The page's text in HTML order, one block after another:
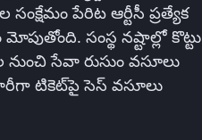
పేరిట ఆర్టీసీ ప్రత్యేక
సంస్థ నష్టాల్లో కొట్టు
సేవా రుసుం వసూలు
టికెట్‌పై సెస్‌ వసూలు